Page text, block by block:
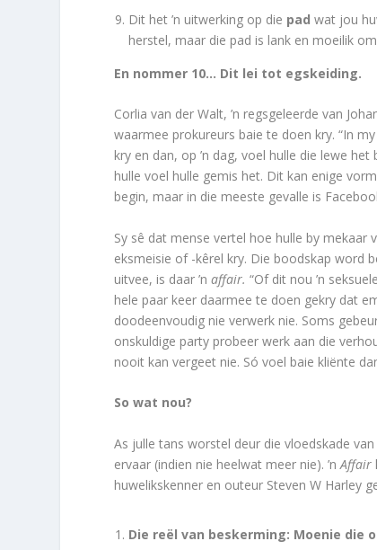
Dit het ’n uitwerking op die padwat jou
herstel, maar die pad is lank en moeilik
En nommer 10… Dit lei tot egskeiding.
Corlia van der Walt, ’n regsgeleerde van
waarmee prokureurs baie te doen kry. “In
kry en dan, op ’n dag, voel hulle die lewe
hulle voel hulle gemis het. Dit kan enige
begin, maar in die meeste gevalle is
Sy sê dat mense vertel hoe hulle by mekaar
eksmeisie of -kêrel kry. Die boodskap word
uitvee, is daar ’naffair.“Of dit nou ’n
hele paar keer daarmee te doen gekry dat
doodeenvoudig nie verwerk nie. Soms
onskuldige party probeer werk aan die
nooit kan vergeet nie. Só voel baie kliënte
So wat nou?
As julle tans worstel deur die vloedskade van
ervaar (indien nie heelwat meer nie). ’nAffair
huwelikskenner en outeur Steven W Harley
Die reël van beskerming: Moenie die